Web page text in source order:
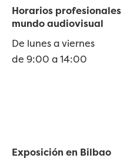
Horarios profesionales
mundo audiovisual
De lunes a viernes
de 9:00 a 14:00
Exposición en Bilbao